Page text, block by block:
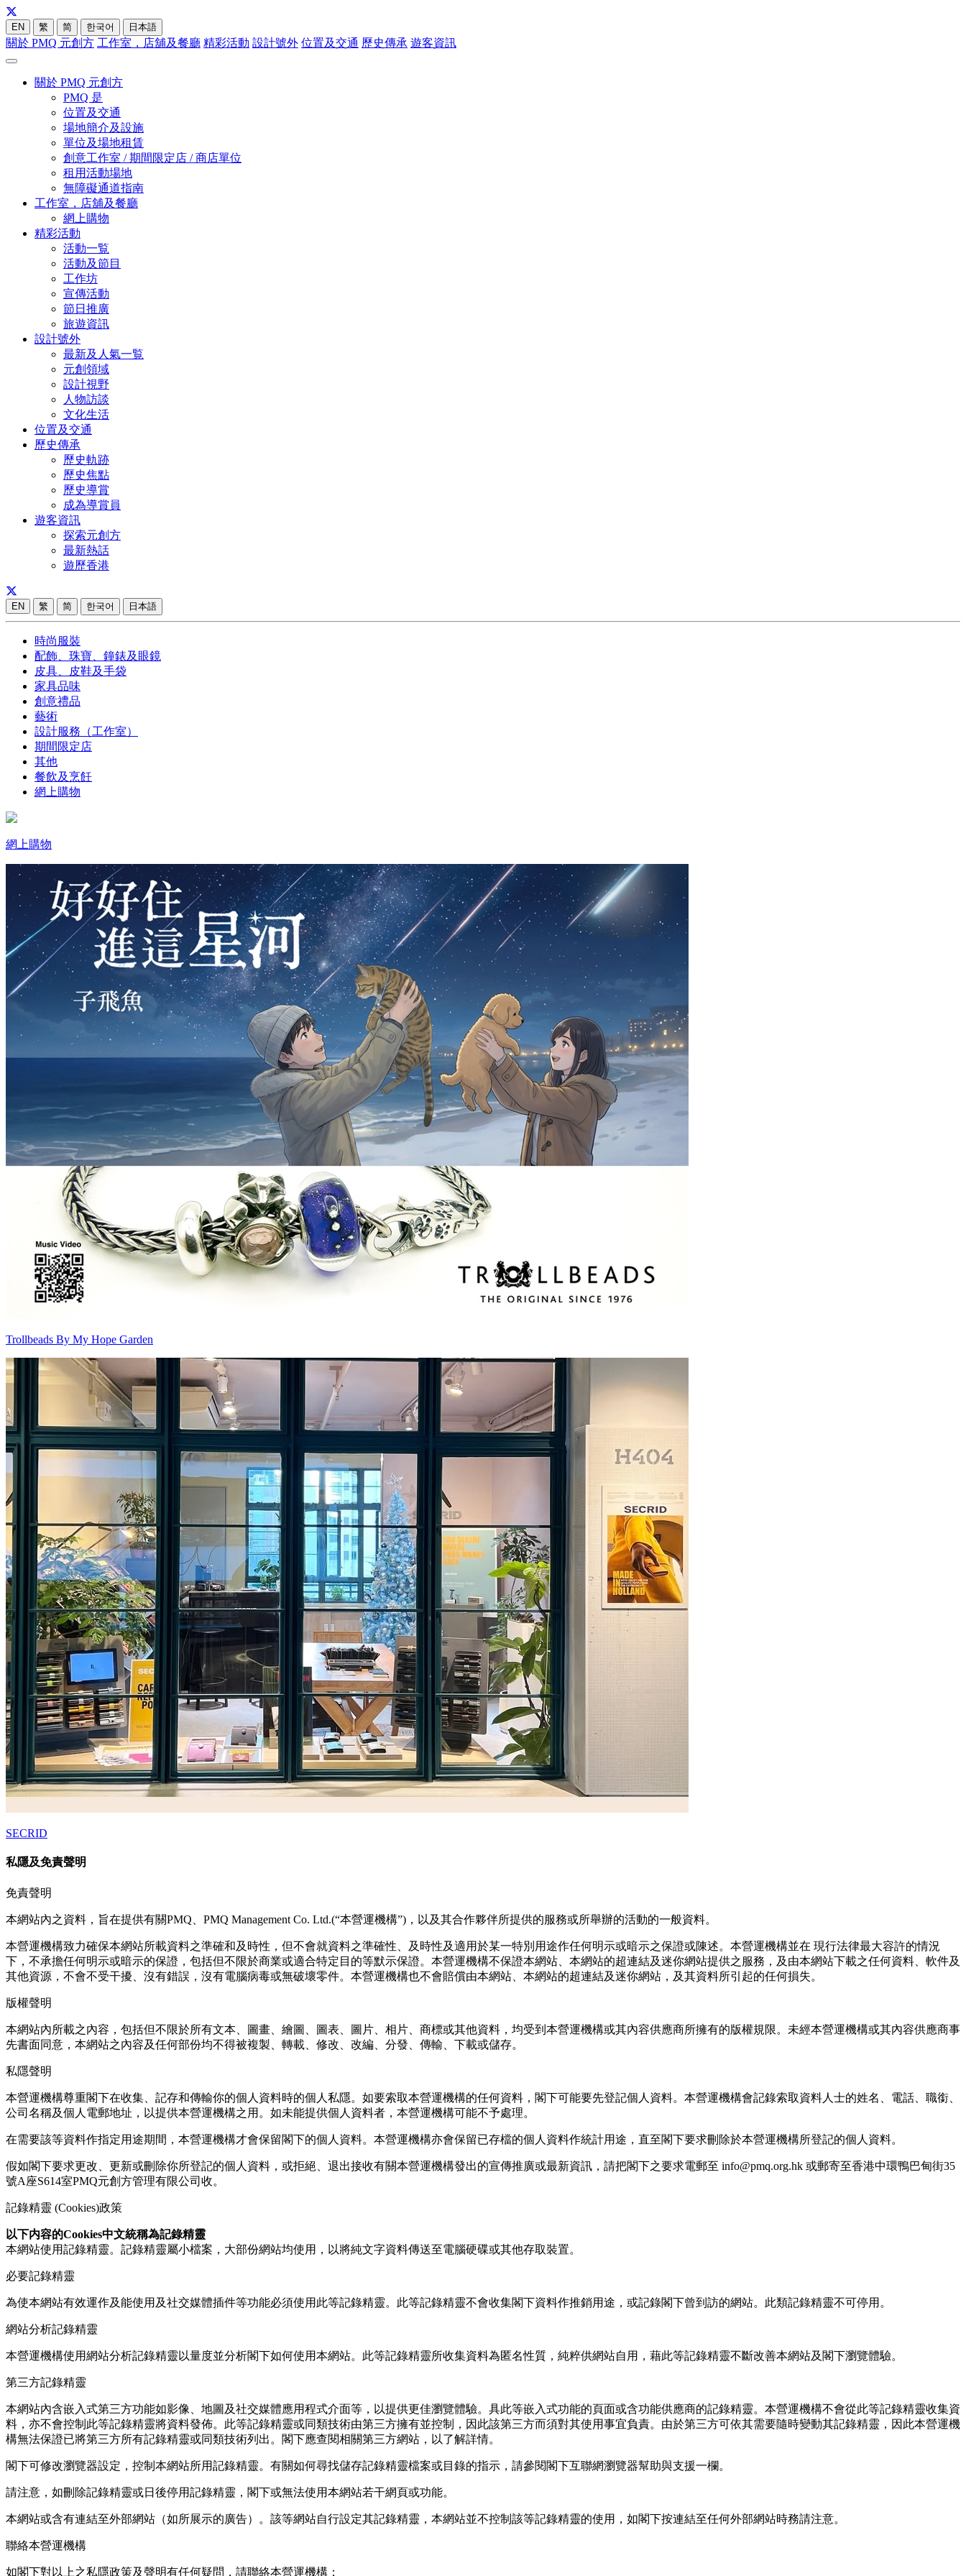
EN 繁 简 한국어 日本語
關於 PMQ 元創方 工作室，店舖及餐廳 精彩活動 設計號外 位置及交通 歷史傳承 遊客資訊
關於 PMQ 元創方
PMQ 是
位置及交通
場地簡介及設施
單位及場地租賃
創意工作室 / 期間限定店 / 商店單位
租用活動場地
無障礙通道指南
工作室，店舖及餐廳
網上購物
精彩活動
活動一覧
活動及節目
工作坊
宣傳活動
節日推廣
旅遊資訊
設計號外
最新及人氣一覧
元創領域
設計視野
人物訪談
文化生活
位置及交通
歷史傳承
歷史軌跡
歷史焦點
歷史導賞
成為導賞員
遊客資訊
探索元創方
最新熱話
遊歷香港
EN 繁 简 한국어 日本語
時尚服裝
配飾、珠寶、鐘錶及眼鏡
皮具、皮鞋及手袋
家具品味
創意禮品
藝術
設計服務（工作室）
期間限定店
其他
餐飲及烹飪
網上購物
網上購物
Trollbeads By My Hope Garden
SECRID
私隱及免責聲明
免責聲明
本網站內之資料，旨在提供有關PMQ、PMQ Management Co. Ltd.(“本營運機構”)，以及其合作夥伴所提供的服務或所舉辦的活動的一般資料。
本營運機構致力確保本網站所載資料之準確和及時性，但不會就資料之準確性、及時性及適用於某一特別用途作任何明示或暗示之保證或陳述。本營運機構並在 現行法律最大容許的情況
下，不承擔任何明示或暗示的保證，包括但不限於商業或適合特定目的等默示保證。本營運機構不保證本網站、本網站的超連結及迷你網站提供之服務，及由本網站下載之任何資料、軟件及
其他資源，不會不受干擾、沒有錯誤，沒有電腦病毒或無破壞零件。本營運機構也不會賠償由本網站、本網站的超連結及迷你網站，及其資料所引起的任何損失。
版權聲明
本網站內所載之內容，包括但不限於所有文本、圖畫、繪圖、圖表、圖片、相片、商標或其他資料，均受到本營運機構或其內容供應商所擁有的版權規限。未經本營運機構或其內容供應商事
先書面同意，本網站之內容及任何部份均不得被複製、轉載、修改、改編、分發、傳輸、下載或儲存。
私隱聲明
本營運機構尊重閣下在收集、記存和傳輸你的個人資料時的個人私隱。如要索取本營運機構的任何資料，閣下可能要先登記個人資料。本營運機構會記錄索取資料人士的姓名、電話、職銜、
公司名稱及個人電郵地址，以提供本營運機構之用。如未能提供個人資料者，本營運機構可能不予處理。
在需要該等資料作指定用途期間，本營運機構才會保留閣下的個人資料。本營運機構亦會保留已存檔的個人資料作統計用途，直至閣下要求刪除於本營運機構所登記的個人資料。
假如閣下要求更改、更新或刪除你所登記的個人資料，或拒絕、退出接收有關本營運機構發出的宣傳推廣或最新資訊，請把閣下之要求電郵至 info@pmq.org.hk 或郵寄至香港中環鴨巴甸街35
號A座S614室PMQ元創方管理有限公司收。
記錄精靈 (Cookies)政策
以下内容的Cookies中文統稱為記錄精靈
本網站使用記錄精靈。記錄精靈屬小檔案，大部份網站均使用，以將純文字資料傳送至電腦硬碟或其他存取裝置。
必要記錄精靈
為使本網站有效運作及能使用及社交媒體插件等功能必須使用此等記錄精靈。此等記錄精靈不會收集閣下資料作推銷用途，或記錄閣下曾到訪的網站。此類記錄精靈不可停用。
網站分析記錄精靈
本營運機構使用網站分析記錄精靈以量度並分析閣下如何使用本網站。此等記錄精靈所收集資料為匿名性質，純粹供網站自用，藉此等記錄精靈不斷改善本網站及閣下瀏覽體驗。
第三方記錄精靈
本網站內含嵌入式第三方功能如影像、地圖及社交媒體應用程式介面等，以提供更佳瀏覽體驗。具此等嵌入式功能的頁面或含功能供應商的記錄精靈。本營運機構不會從此等記錄精靈收集資
料，亦不會控制此等記錄精靈將資料發佈。此等記錄精靈或同類技術由第三方擁有並控制，因此該第三方而須對其使用事宜負責。由於第三方可依其需要隨時變動其記錄精靈，因此本營運機
構無法保證已將第三方所有記錄精靈或同類技術列出。閣下應查閱相關第三方網站，以了解詳情。
閣下可修改瀏覽器設定，控制本網站所用記錄精靈。有關如何尋找儲存記錄精靈檔案或目錄的指示，請參閱閣下互聯網瀏覽器幫助與支援一欄。
請注意，如刪除記錄精靈或日後停用記錄精靈，閣下或無法使用本網站若干網頁或功能。
本網站或含有連結至外部網站（如所展示的廣告）。該等網站自行設定其記錄精靈，本網站並不控制該等記錄精靈的使用，如閣下按連結至任何外部網站時務請注意。
聯絡本營運機構
如閣下對以上之私隱政策及聲明有任何疑問，請聯絡本營運機構：